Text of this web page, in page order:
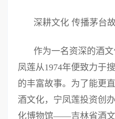
深耕文化 传播茅台
作为一名资深的酒
凤莲从1974年便致力于
的丰富故事。为了能更
酒文化，宁凤莲投资创
化博物馆——吉林省酒